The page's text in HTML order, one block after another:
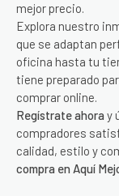
mejor precio.
Explora nuestro
que se adaptan
oficina hasta tu
tiene preparado
comprar online.
Regístrate ahora y
compradores
calidad, estilo y
compra en Aquí